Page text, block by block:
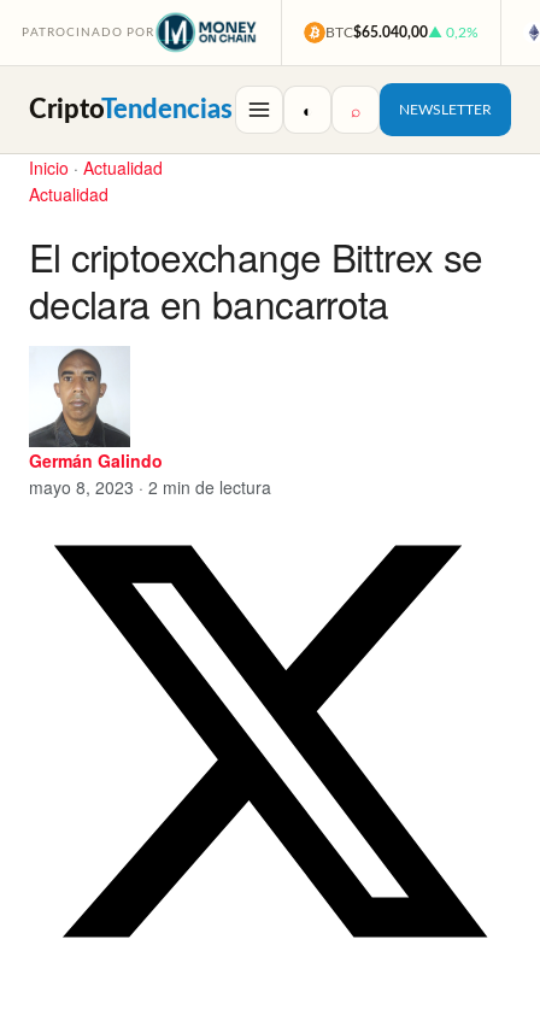
PATROCINADO POR BTC$65.040,00▲ 0,2%
CriptoTendencias ◐ ⌕ NEWSLETTER
Inicio · Actualidad
Actualidad
El criptoexchange Bittrex se
declara en bancarrota
Germán Galindo
mayo 8, 2023 · 2 min de lectura